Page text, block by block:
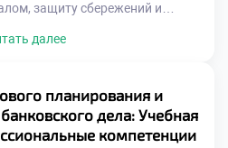
защиту сбережений и
планирование, так и
среде. Одним из главных
системы является её […]
далее
планирования и
дела: Учебная
компетенции